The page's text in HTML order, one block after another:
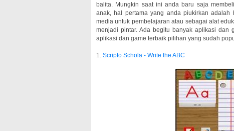
balita. Mungkin saat ini anda baru saja
anak, hal pertama yang anda piukirkan adalah
media untuk pembelajaran atau sebagai alat
menjadi pintar. Ada begitu banyak aplikasi dan
aplikasi dan game terbaik pilihan yang sudah
1. Scripto Schola - Write the ABC